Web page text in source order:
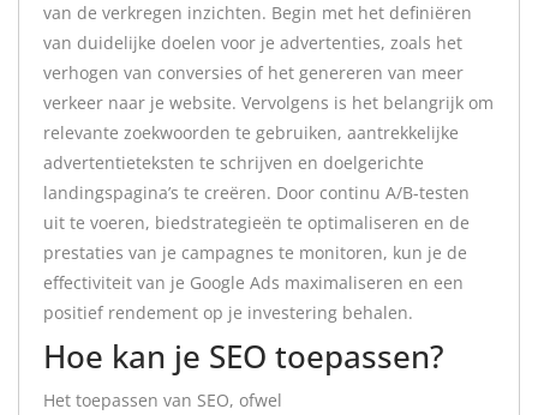
van de verkregen inzichten. Begin met het definiëren
van duidelijke doelen voor je advertenties, zoals het
verhogen van conversies of het genereren van meer
verkeer naar je website. Vervolgens is het belangrijk om
relevante zoekwoorden te gebruiken, aantrekkelijke
advertentieteksten te schrijven en doelgerichte
landingspagina’s te creëren. Door continu A/B-testen
uit te voeren, biedstrategieën te optimaliseren en de
prestaties van je campagnes te monitoren, kun je de
effectiviteit van je Google Ads maximaliseren en een
positief rendement op je investering behalen.
Hoe kan je SEO toepassen?
Het toepassen van SEO, ofwel